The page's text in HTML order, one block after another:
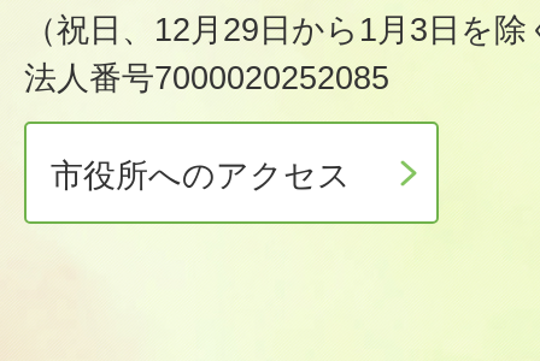
（祝日、12月29日から1月3日を除
法人番号7000020252085
市役所へのアクセス